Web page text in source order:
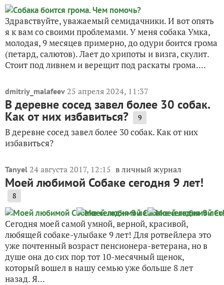
Здравствуйте, уважаемый семидачники. И вот опять
я к вам со своими проблемами. У меня собака Умка,
молодая, 9 месяцев примерно, до одури боится грома
(петард, салютов). Лает до хрипоты и визга, скулит.
Стоит под ливнем и верещит под раскаты грома....
dmitriy_malafeev 25 апреля 2024, 11:37
В деревне сосед завел более 30 собак.
Как от них избавиться? 9
В деревне сосед завел более 30 собак. Как от них
избавиться?
Tanyel 24 августа 2017, 12:15 в личный журнал
Моей любимой Собаке сегодня 9 лет!
8
Сегодня моей самой умной, верной, красивой,
любящей собаке-улыбаке 9 лет! Для ротвейлера это
уже почтенный возраст пенсионера-ветерана, но в
душе она до сих пор тот 10-месячный щенок,
который вошел в нашу семью уже больше 8 лет
назад. Я...